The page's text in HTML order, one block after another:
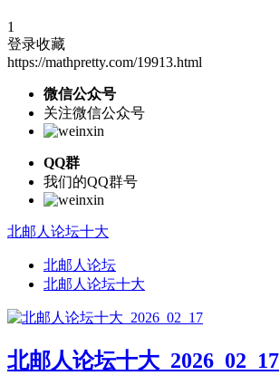
1
登录收藏
https://mathpretty.com/19913.html
微信公众号
关注微信公众号
QQ群
我们的QQ群号
北邮人论坛十大
北邮人论坛
北邮人论坛十大
北邮人论坛十大_2026_02_17